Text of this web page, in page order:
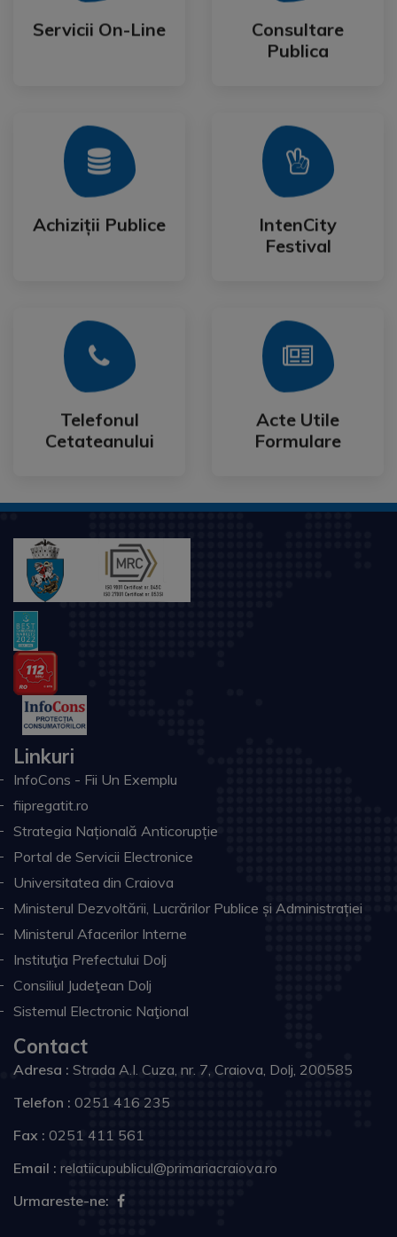
Servicii On-Line
Servicii On-Line
Consultare
Publica
Consultare
Publica
Achiziții Publice
Achiziții Publice
Mai Mult
IntenCity
Festival
IntenCity
Festival
Mai Mult
Telefonul
Cetateanului
Telefonul
Cetateanului
Mai Mult
Acte Utile
Formulare
Acte Utile
Formulare
Mai Mult
Linkuri
InfoCons - Fii Un Exemplu
fiipregatit.ro
Strategia Națională Anticorupție
Portal de Servicii Electronice
Universitatea din Craiova
Ministerul Dezvoltării, Lucrărilor Publice și Administrației
Ministerul Afacerilor Interne
Instituţia Prefectului Dolj
Consiliul Judeţean Dolj
Sistemul Electronic Naţional
Contact
Adresa : Strada A.I. Cuza, nr. 7, Craiova, Dolj, 200585
Telefon : 0251 416 235
Fax : 0251 411 561
Email : relatiicupublicul@primariacraiova.ro
Urmareste-ne: